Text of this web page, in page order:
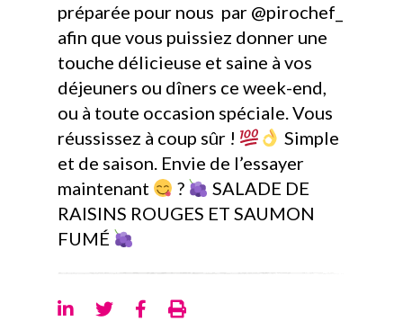
préparée pour nous par @pirochef_
afin que vous puissiez donner une
touche délicieuse et saine à vos
déjeuners ou dîners ce week-end,
ou à toute occasion spéciale. Vous
réussissez à coup sûr !
Simple
et de saison. Envie de l’essayer
maintenant
?
SALADE DE
RAISINS ROUGES ET SAUMON
FUMÉ